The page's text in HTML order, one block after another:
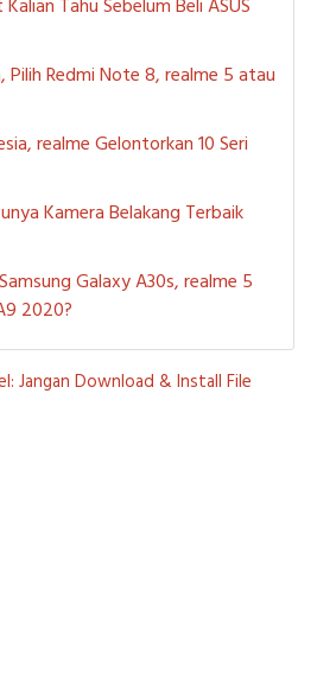
Tahu Sebelum Beli ASUS
Pilih Redmi Note 8, realme 5 atau
realme Gelontorkan 10 Seri
Kamera Belakang Terbaik
Galaxy A30s, realme 5
2020?
Jangan Download & Install File